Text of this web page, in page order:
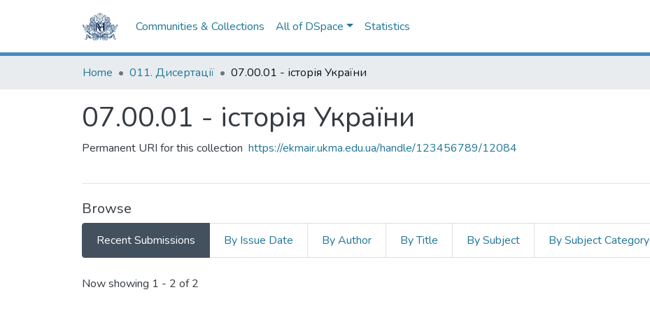
Communities & Collections All of DSpace Statistics
Home 011. Дисертації 07.00.01 - історія України
07.00.01 - історія України
Permanent URI for this collection https://ekmair.ukma.edu.ua/handle/123456789/12084
Browse
Recent Submissions By Issue Date By Author By Title By Subject By Subject Category
Recent Submissions
Now showing 1 - 2 of 2